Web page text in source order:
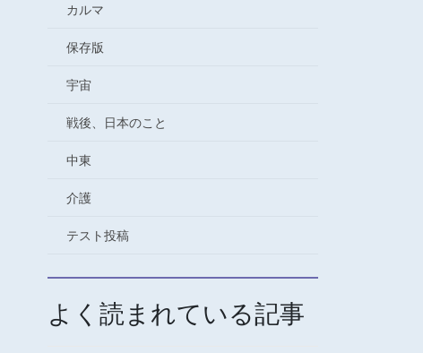
カルマ
保存版
宇宙
戦後、日本のこと
中東
介護
テスト投稿
よく読まれている記事